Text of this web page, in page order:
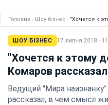
Головна › Шоу бізнес › "Хочется к
ШОУ БІЗНЕС 17 липня 2018 ·
"Хочется к этому
Комаров
Ведущий "Мира
рассказал, в чем смысл